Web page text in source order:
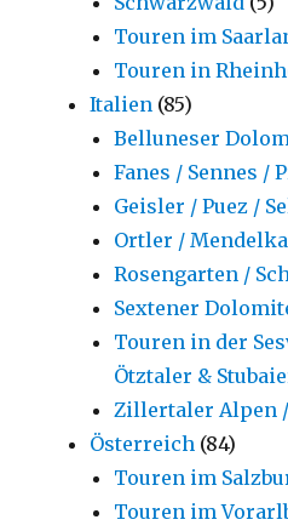
Touren im
Touren in
Italien (85)
Belluneser
Fanes / Sennes /
Geisler / Puez /
Ortler /
Rosengarten /
Sextener
Touren in der
Ötztaler &
Zillertaler Alpen
Österreich (84)
Touren im
Touren im